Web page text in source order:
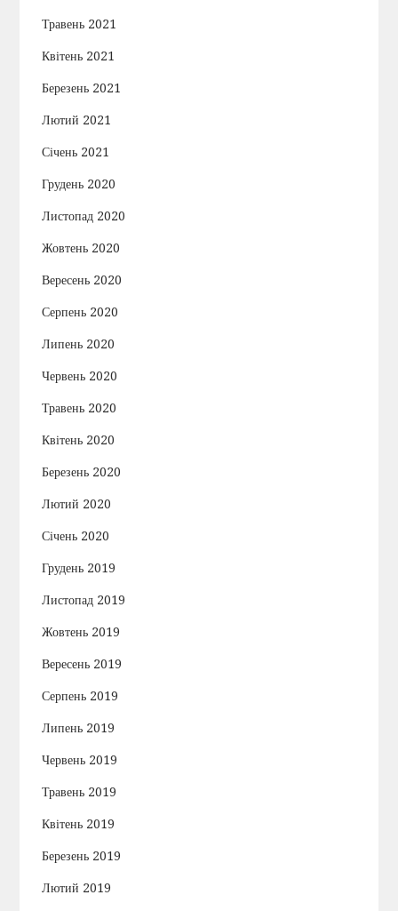
Травень 2021
Квітень 2021
Березень 2021
Лютий 2021
Січень 2021
Грудень 2020
Листопад 2020
Жовтень 2020
Вересень 2020
Серпень 2020
Липень 2020
Червень 2020
Травень 2020
Квітень 2020
Березень 2020
Лютий 2020
Січень 2020
Грудень 2019
Листопад 2019
Жовтень 2019
Вересень 2019
Серпень 2019
Липень 2019
Червень 2019
Травень 2019
Квітень 2019
Березень 2019
Лютий 2019